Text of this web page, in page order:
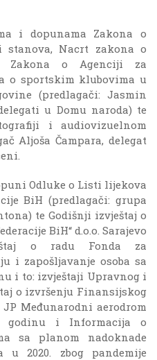
i dopunama Zakona o
Nacrt zakona o
Zakona o Agenciji za
o sportskim klubovima u
(predlagači: Jasmin
u Domu naroda) te
i audiovizuelnom
Aljoša Čampara, delegat
Odluke o Listi lijekova
BiH (predlagači: grupa
te Godišnji izvještaj o
BiH“ d.o.o. Sarajevo
o radu Fonda za
i zapošljavanje osoba sa
i to: izvještaji Upravnog i
o izvršenju Finansijskog
Međunarodni aerodrom
godinu i Informacija o
sa planom nadoknade
2020. zbog pandemije